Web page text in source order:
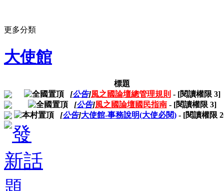
更多分類
大使館
標題
[公告]風之國論壇總管理規則 - [閱讀權限 3]
[公告]風之國論壇國民指南- [閱讀權限 3]
[公告]大使館-事務說明(大使必閱) - [閱讀權限